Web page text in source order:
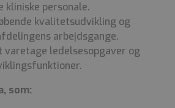
kliniske personale.
kvalitetsudvikling og
arbejdsgange.
varetage ledelsesopgaver og
som: